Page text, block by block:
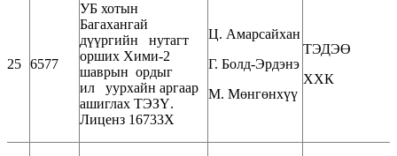
25 6577
УБ хотын
Багахангай
дүүргийн нутагт
орших Хими-2
шаврын ордыг
ил уурхайн аргаар
ашиглах ТЭЗҮ.
Лиценз 16733Х
Ц. Амарсайхан
Г. Болд-Эрдэнэ
М. Мөнгөнхүү
ТЭДЭӨ
ХХК